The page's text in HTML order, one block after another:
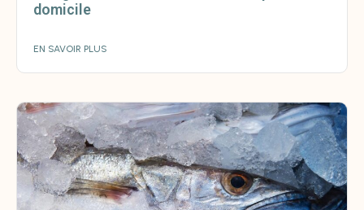
domicile
EN SAVOIR PLUS